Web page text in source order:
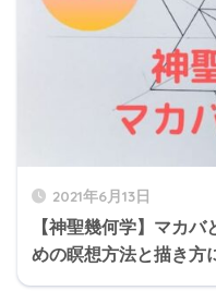
2021年6月13日
【神聖幾何学】マカ
めの瞑想方法と描き方